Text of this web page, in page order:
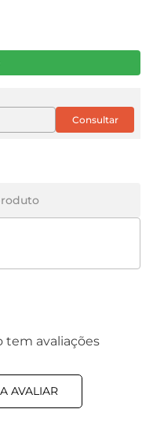
tem avaliações
AVALIAR